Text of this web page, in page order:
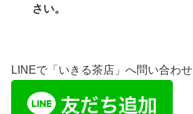
さい。
LINEで「いきる茶店」へ問い合わせ